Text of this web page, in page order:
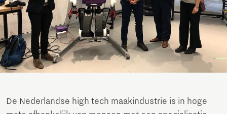
De Nederlandse high tech maakindustrie is in hoge